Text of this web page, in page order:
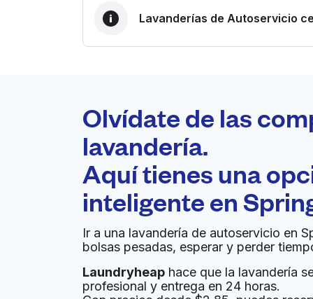
Lavanderías de Autoservicio
Recojo y entrega a en la
puerta de casa
Genesis Coin Laundry
3851 Emerson St #9, Jacksonville, FL 32207,
? min
Calcular la distancia
Mostrar número
Olvídate de las
lavandería.
Aquí tienes una
inteligente en
Ir a una lavandería de autoservicio en
bolsas pesadas, esperar y perder
Laundryheap hace que la lavandería
profesional y entrega en 24 horas.